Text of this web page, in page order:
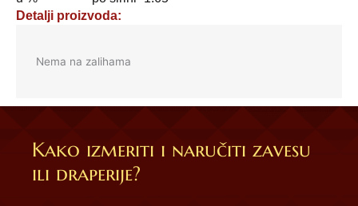
Detalji proizvoda:
Nema na zalihama
Kako izmeriti i naručiti zavesu
ili draperije?